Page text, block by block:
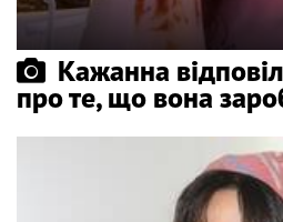
Кажанна
про те, що вона